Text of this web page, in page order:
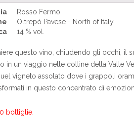
Rosso Fermo
Oltrepò Pavese - North of Italy
14 % vol.
questo vino, chiudendo gli occhi, il
in un viaggio nelle colline della Valle
vigneto assolato dove i grappoli
in questo concentrato di
bottiglie.